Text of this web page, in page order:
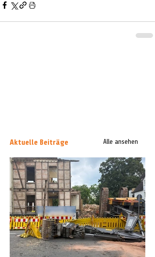
Aktuelle Beiträge Alle ansehen